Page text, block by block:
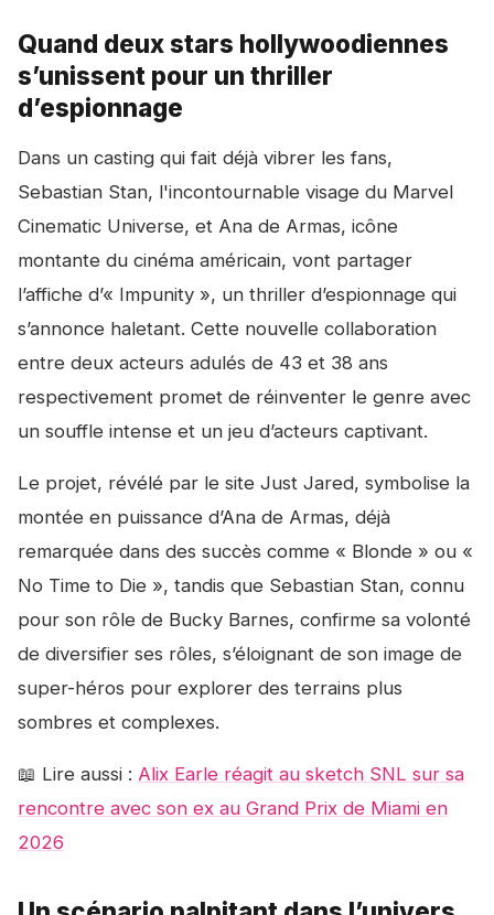
Quand deux stars hollywoodiennes
s’unissent pour un thriller
d’espionnage
Dans un casting qui fait déjà vibrer les fans,
Sebastian Stan, l'incontournable visage du Marvel
Cinematic Universe, et Ana de Armas, icône
montante du cinéma américain, vont partager
l’affiche d’« Impunity », un thriller d’espionnage qui
s’annonce haletant. Cette nouvelle collaboration
entre deux acteurs adulés de 43 et 38 ans
respectivement promet de réinventer le genre avec
un souffle intense et un jeu d’acteurs captivant.
Le projet, révélé par le site Just Jared, symbolise la
montée en puissance d’Ana de Armas, déjà
remarquée dans des succès comme « Blonde » ou «
No Time to Die », tandis que Sebastian Stan, connu
pour son rôle de Bucky Barnes, confirme sa volonté
de diversifier ses rôles, s’éloignant de son image de
super-héros pour explorer des terrains plus
sombres et complexes.
📖 Lire aussi : Alix Earle réagit au sketch SNL sur sa
rencontre avec son ex au Grand Prix de Miami en
2026